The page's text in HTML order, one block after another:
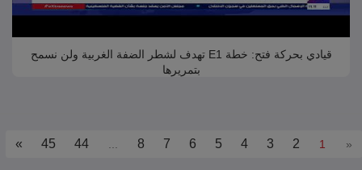
قيادي بحركة فتح: خطة E1 تهدف لشطر الضفة الغربية ولن نسمح
بتمريرها
«
1
2
3
4
5
6
7
8
44
45
»